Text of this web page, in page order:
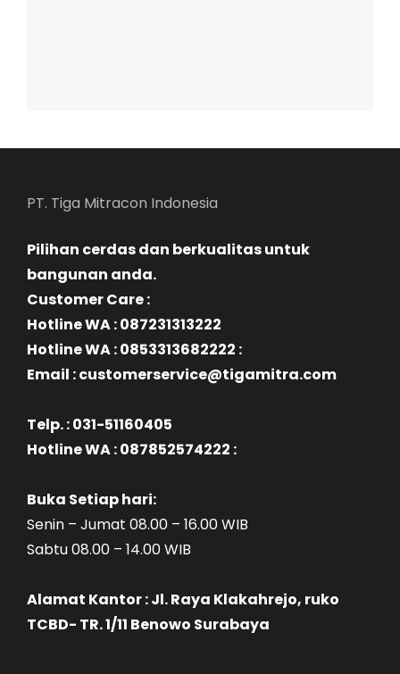
PT. Tiga Mitracon Indonesia
Pilihan cerdas dan berkualitas untuk
bangunan anda.
Customer Care :
Hotline WA : 087231313222
Hotline WA : 0853313682222 :
Email : customerservice@tigamitra.com
Telp. : 031-51160405
Hotline WA : 087852574222 :
Buka Setiap hari:
Senin – Jumat 08.00 – 16.00 WIB
Sabtu 08.00 – 14.00 WIB
Alamat Kantor : Jl. Raya Klakahrejo, ruko
TCBD- TR. 1/11 Benowo Surabaya